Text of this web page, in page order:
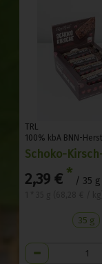
TRL
100% kbA BNN-Herst
Schoko-
2,39 € * / 35 g
35 g
Anzahl